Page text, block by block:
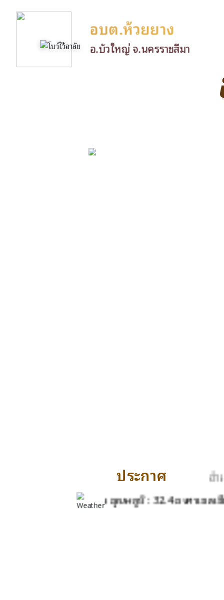
อบต.ห้วยยาง
อ.บัวใหญ่ จ.นครราชสีมา
ประกาศ
องค์การบริหารส่วนตำบลห้วยยาง อำ
า 13:00 นาฬิกา อุณหภูมิ : 32.4 องศาเซลเซียส